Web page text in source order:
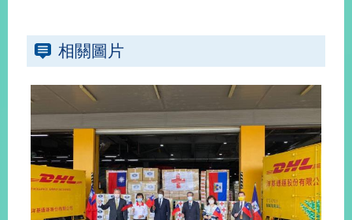
國
際
傳
播
政
府
資
相關圖片